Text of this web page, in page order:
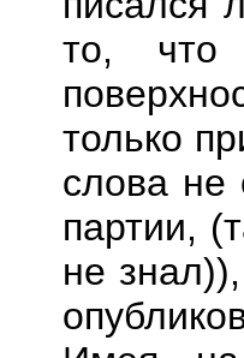
то, что
только
слова не
партии,
не